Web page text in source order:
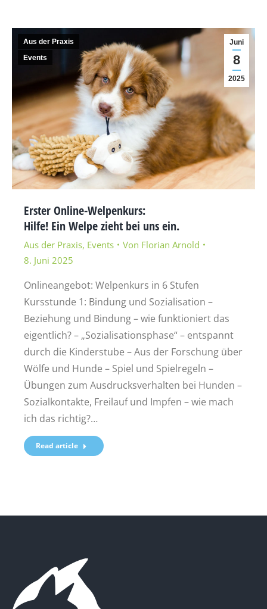
Juni
8
2025
Aus der Praxis
Events
Erster Online-Welpenkurs:
Hilfe! Ein Welpe zieht bei uns ein.
Aus der Praxis, Events Von Florian Arnold
8. Juni 2025
Onlineangebot: Welpenkurs in 6 Stufen
Kursstunde 1: Bindung und Sozialisation –
Beziehung und Bindung – wie funktioniert das
eigentlich? – „Sozialisationsphase“ – entspannt
durch die Kinderstube – Aus der Forschung über
Wölfe und Hunde – Spiel und Spielregeln –
Übungen zum Ausdrucksverhalten bei Hunden –
Sozialkontakte, Freilauf und Impfen – wie mach
ich das richtig?…
Read article